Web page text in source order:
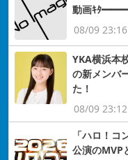
動画ｷﾀ
08/09 23:16
YKA横浜本
の新メンバ
た！
08/09 23:12
「ハロ！
公演のMVP